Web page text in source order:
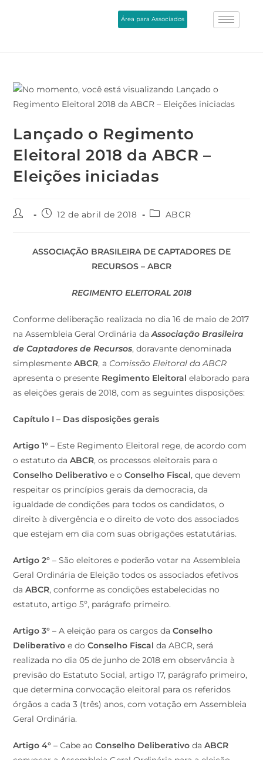
Área para Associados
Lançado o Regimento
Eleitoral 2018 da ABCR –
Eleições iniciadas
12 de abril de 2018 ABCR
ASSOCIAÇÃO BRASILEIRA DE CAPTADORES DE
RECURSOS – ABCR
REGIMENTO ELEITORAL 2018
Conforme deliberação realizada no dia 16 de maio de 2017
na Assembleia Geral Ordinária daAssociação Brasileira
de Captadores de Recursos, doravante denominada
simplesmenteABCR, a Comissão Eleitoral da ABCR
apresenta o presente Regimento Eleitoral elaborado para
as eleições gerais de 2018, com as seguintes disposições:
Capítulo I – Das disposições gerais
Artigo 1° – Este Regimento Eleitoral rege, de acordo com
o estatuto daABCR, os processos eleitorais para o
Conselho Deliberativo e oConselho Fiscal, que devem
respeitar os princípios gerais da democracia, da
igualdade de condições para todos os candidatos, o
direito à divergência e o direito de voto dos associados
que estejam em dia com suas obrigações estatutárias.
Artigo 2°– São eleitores e poderão votar na Assembleia
Geral Ordinária de Eleição todos os associados efetivos
daABCR, conforme as condições estabelecidas no
estatuto, artigo 5º, parágrafo primeiro.
Artigo 3° – A eleição para os cargos daConselho
Deliberativo e doConselho Fiscal da ABCR, será
realizada no dia 05 de junho de 2018 em observância à
previsão do Estatuto Social, artigo 17, parágrafo primeiro,
que determina convocação eleitoral para os referidos
órgãos a cada 3 (três) anos, com votação em Assembleia
Geral Ordinária.
Artigo 4° – Cabe aoConselho Deliberativo daABCR